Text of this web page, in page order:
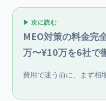
▶ 次に読む
MEO対策の料金完
万〜¥10万を6社で
費用で迷う前に、まず相